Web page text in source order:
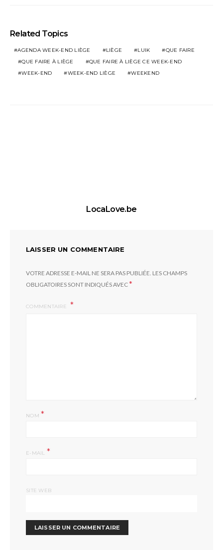
Related Topics
AGENDA WEEK-END LIÈGE LIÈGE LUIK
QUE FAIRE
QUE FAIRE À LIÈGE
QUE FAIRE À LIÈGE CE WEEK-END
WEEK-END
WEEK-END LIÈGE WEEKEND
LocaLove.be
LAISSER UN COMMENTAIRE
VOTRE ADRESSE E-MAIL NE SERA PAS PUBLIÉE. LES CHAMPS
OBLIGATOIRES SONT INDIQUÉS AVEC*
COMMENTAIRE
NOM *
E-MAIL *
SITE WEB